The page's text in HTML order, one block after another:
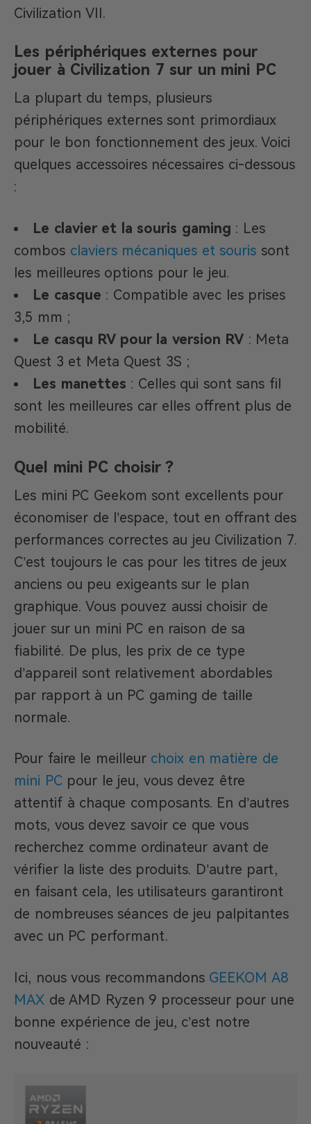
Civilization VII.
Les périphériques externes pour
jouer à Civilization 7 sur un mini PC
La plupart du temps, plusieurs
périphériques externes sont primordiaux
pour le bon fonctionnement des jeux. Voici
quelques accessoires nécessaires ci-dessous
:
Le clavier et la souris gaming : Les
combos claviers mécaniques et souris sont
les meilleures options pour le jeu.
Le casque : Compatible avec les prises
3,5 mm ;
Le casqu RV pour la version RV : Meta
Quest 3 et Meta Quest 3S ;
Les manettes : Celles qui sont sans fil
sont les meilleures car elles offrent plus de
mobilité.
Quel mini PC choisir ?
Les mini PC Geekom sont excellents pour
économiser de l’espace, tout en offrant des
performances correctes au jeu Civilization 7.
C’est toujours le cas pour les titres de jeux
anciens ou peu exigeants sur le plan
graphique. Vous pouvez aussi choisir de
jouer sur un mini PC en raison de sa
fiabilité. De plus, les prix de ce type
d’appareil sont relativement abordables
par rapport à un PC gaming de taille
normale.
Pour faire le meilleur choix en matière de
mini PC pour le jeu, vous devez être
attentif à chaque composants. En d’autres
mots, vous devez savoir ce que vous
recherchez comme ordinateur avant de
vérifier la liste des produits. D’autre part,
en faisant cela, les utilisateurs garantiront
de nombreuses séances de jeu palpitantes
avec un PC performant.
Ici, nous vous recommandons GEEKOM A8
MAX de AMD Ryzen 9 processeur pour une
bonne expérience de jeu, c’est notre
nouveauté :